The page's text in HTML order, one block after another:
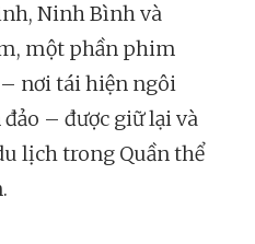
Ninh Bình và
một phần phim
nơi tái hiện ngôi
– được giữ lại và
lịch trong Quần thể